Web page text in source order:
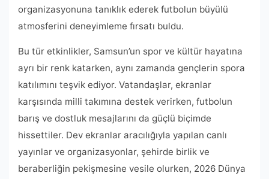
organizasyonuna tanıklık ederek futbolun büyülü
atmosferini deneyimleme fırsatı buldu.
Bu tür etkinlikler, Samsun’un spor ve kültür hayatına
ayrı bir renk katarken, aynı zamanda gençlerin spora
katılımını teşvik ediyor. Vatandaşlar, ekranlar
karşısında milli takımına destek verirken, futbolun
barış ve dostluk mesajlarını da güçlü biçimde
hissettiler. Dev ekranlar aracılığıyla yapılan canlı
yayınlar ve organizasyonlar, şehirde birlik ve
beraberliğin pekişmesine vesile olurken, 2026 Dünya